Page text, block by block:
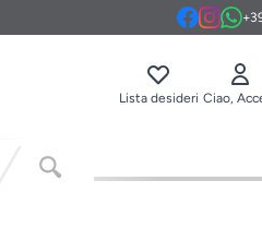
Lista desideri Ciao,